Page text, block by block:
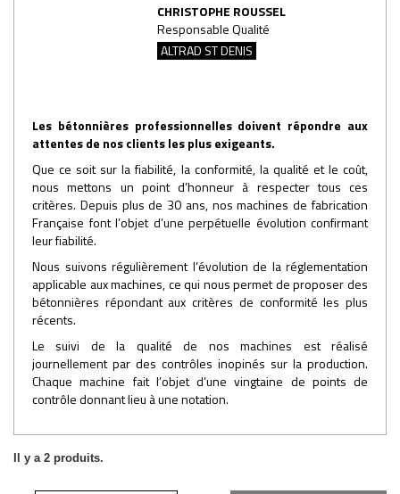
CHRISTOPHE ROUSSEL
Responsable Qualité
ALTRAD ST DENIS
Les bétonnières professionnelles doivent répondre aux
attentes de nos clients les plus exigeants.
Que ce soit sur la fiabilité, la conformité, la qualité et le coût,
nous mettons un point d’honneur à respecter tous ces
critères. Depuis plus de 30 ans, nos machines de fabrication
Française font l’objet d’une perpétuelle évolution confirmant
leur fiabilité.
Nous suivons régulièrement l’évolution de la réglementation
applicable aux machines, ce qui nous permet de proposer des
bétonnières répondant aux critères de conformité les plus
récents.
Le suivi de la qualité de nos machines est réalisé
journellement par des contrôles inopinés sur la production.
Chaque machine fait l’objet d’une vingtaine de points de
contrôle donnant lieu à une notation.
Il y a 2 produits.